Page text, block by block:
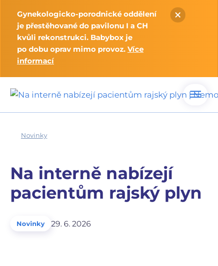
Gynekologicko-porodnické oddělení
je přestěhované do pavilonu I a CH
kvůli rekonstrukci. Babybox je
po dobu oprav mimo provoz. Více
informací
Novinky
Na interně nabízejí
pacientům rajský plyn
Novinky 29. 6. 2026